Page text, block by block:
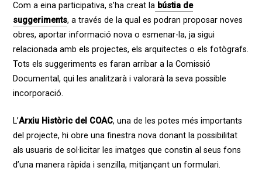
Com a eina participativa, s’ha creat labústia de
suggeriments, a través de la qual es podran proposar noves
obres, aportar informació nova o esmenar-la, ja sigui
relacionada amb els projectes, els arquitectes o els fotògrafs.
Tots els suggeriments es faran arribar a la Comissió
Documental, qui les analitzarà i valorarà la seva possible
incorporació.
L’Arxiu Històric del COAC, una de les potes més importants
del projecte, hi obre una finestra nova donant la possibilitat
als usuaris de sol·licitar les imatges que constin al seus fons
d’una manera ràpida i senzilla, mitjançant un formulari.